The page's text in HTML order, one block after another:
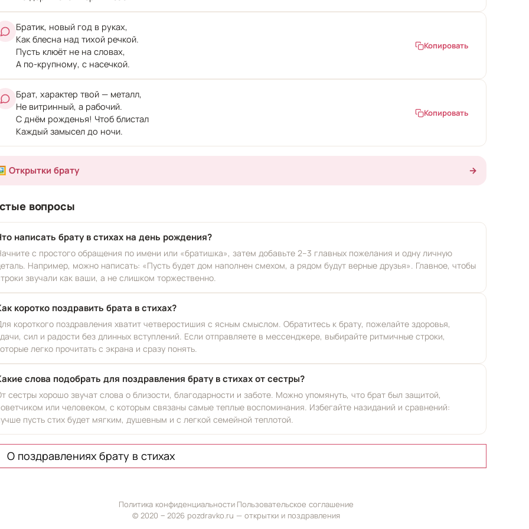
Братик, новый год в руках,
Как блесна над тихой речкой.
Пусть клюёт не на словах,
А по-крупному, с насечкой.
Копировать
Брат, характер твой — металл,
Не витринный, а рабочий.
С днём рожденья! Чтоб блистал
Каждый замысел до ночи.
Копировать
Открытки брату →
вопросы
написать брату в стихах на день рождения?
с простого обращения по имени или «братишка», затем добавьте 2–3 главных пожелания и одну личную
Например, можно написать: «Пусть будет дом наполнен смехом, а рядом будут верные друзья». Главное, чтобы
звучали как ваши, а не слишком торжественно.
коротко поздравить брата в стихах?
короткого поздравления хватит четверостишия с ясным смыслом. Обратитесь к брату, пожелайте здоровья,
сил и радости без длинных вступлений. Если отправляете в мессенджере, выбирайте ритмичные строки,
легко прочитать с экрана и сразу понять.
слова подобрать для поздравления брату в стихах от сестры?
сестры хорошо звучат слова о близости, благодарности и заботе. Можно упомянуть, что брат был защитой,
или человеком, с которым связаны самые теплые воспоминания. Избегайте назиданий и сравнений:
пусть стих будет мягким, душевным и с легкой семейной теплотой.
О поздравлениях брату в стихах
Политика конфиденциальности· Пользовательское соглашение
© 2020 ‒ 2026 pozdravko.ru — открытки и поздравления